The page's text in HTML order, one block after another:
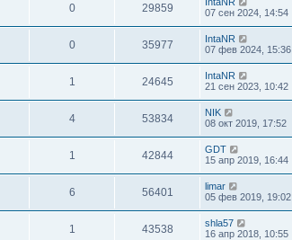
0 29859
07 сен 2024, 14:54
0 35977
IntaNR
07 фев 2024, 15:36
1 24645
IntaNR
21 сен 2023, 10:42
4 53834
NIK
08 окт 2019, 17:52
1 42844
GDT
15 апр 2019, 16:44
6 56401
limar
05 фев 2019, 19:02
1 43538
shla57
16 апр 2018, 10:55